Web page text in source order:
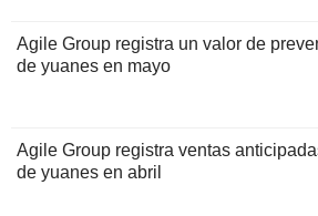
Agile Group registra un valor de
de yuanes en mayo
Agile Group registra ventas
de yuanes en abril